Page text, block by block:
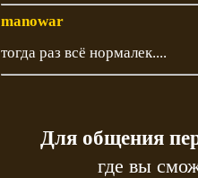
manowar
тогда раз всё нормалек....
Для общения
где вы